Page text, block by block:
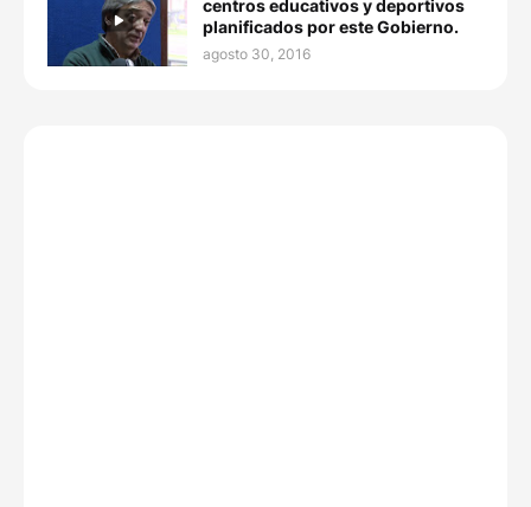
centros educativos y deportivos
planificados por este Gobierno.
agosto 30, 2016